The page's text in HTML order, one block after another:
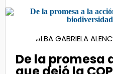
14
ALBA GABRIELA
De la promesa